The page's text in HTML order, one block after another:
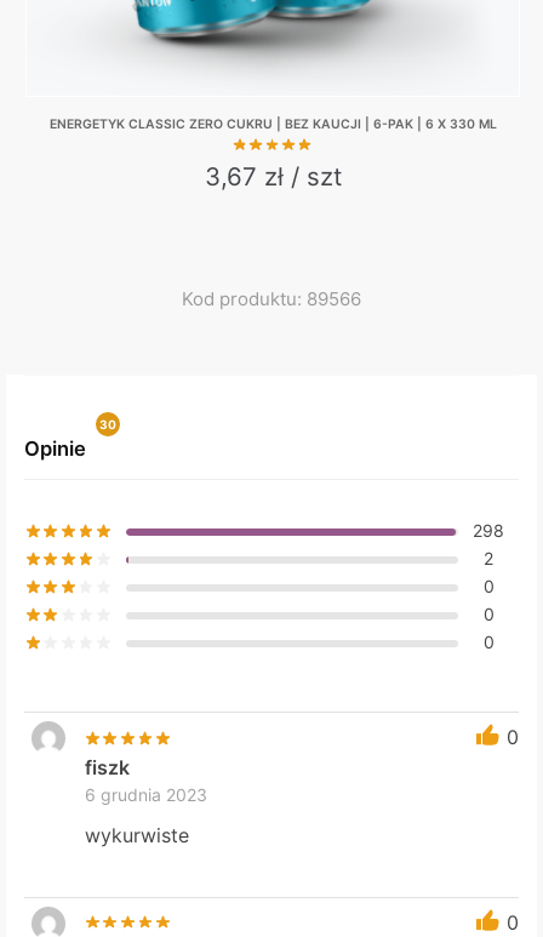
ENERGETYK CLASSIC ZERO CUKRU | BEZ KAUCJI | 6-PAK | 6 X 330 ML
3,67 zł / szt
Kod produktu: 89566
Opinie
30
298
2
0
0
0
0
fiszk
6 grudnia 2023
wykurwiste
0